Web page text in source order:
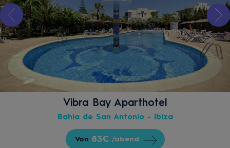
Vibra Bay Aparthotel
Bahía de San Antonio - Ibiza
Von 83€ /abend